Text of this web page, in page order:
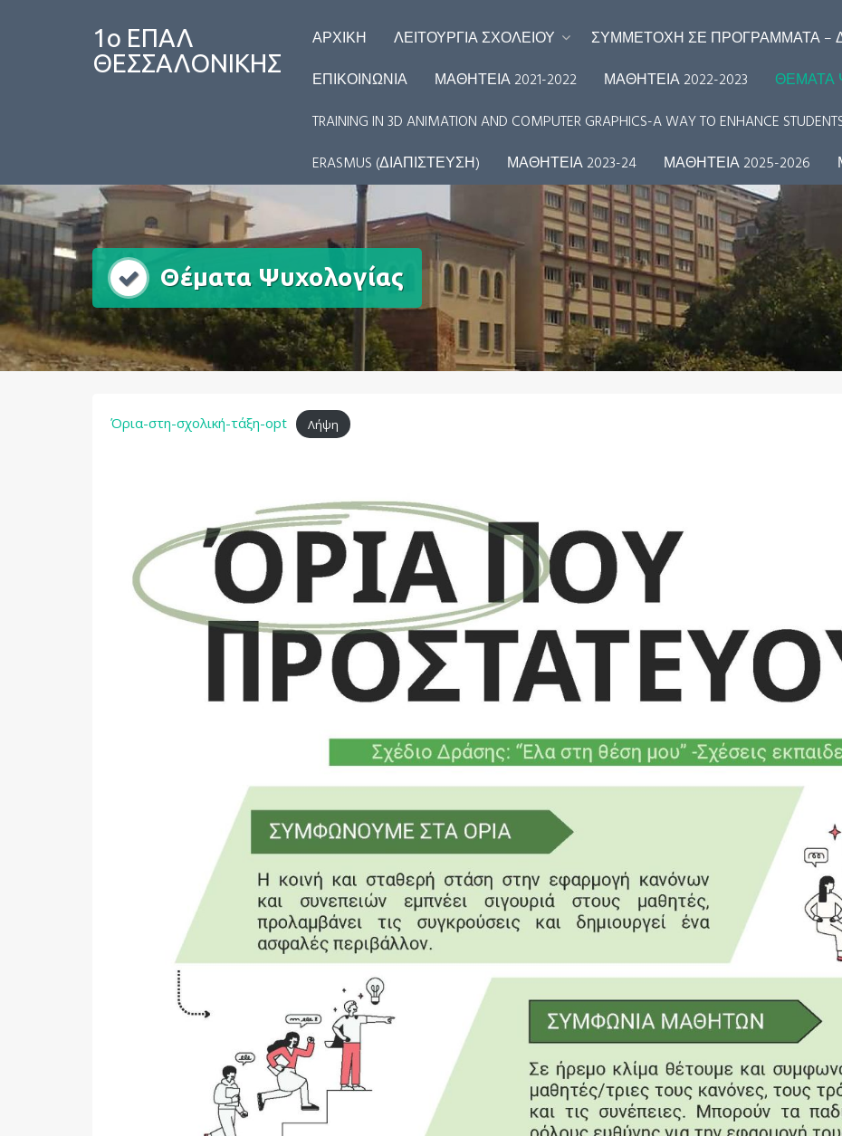
1ο ΕΠΑΛ
ΘΕΣΣΑΛΟΝΙΚΗΣ
ΑΡΧΙΚΉ ΛΕΙΤΟΥΡΓΊΑ ΣΧΟΛΕΊΟΥ ΣΥΜΜΕΤΟΧΉ ΣΕ ΠΡΟΓΡΆΜΜΑΤΑ –
ΕΠΙΚΟΙΝΩΝΊΑ
ΜΑΘΗΤΕΙΑ 2021-2022 ΜΑΘΗΤΕΊΑ 2022-2023
ΘΈΜΑΤΑ
TRAINING IN 3D ANIMATION AND COMPUTER GRAPHICS-A WAY TO ENHANCE
ERASMUS (ΔΙΑΠΙΣΤΕΥΣΗ)
ΜΑΘΗΤΕΙΑ 2023-24 ΜΑΘΗΤΕΙΑ 2025-2026
Θέματα Ψυχολογίας
Όρια-στη-σχολική-τάξη-opt Λήψη